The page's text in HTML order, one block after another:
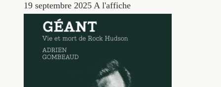
19 septembre 2025 A l'affiche